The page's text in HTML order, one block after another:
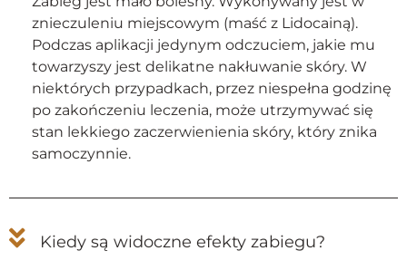
znieczuleniu miejscowym (maść z Lidocainą).
Podczas aplikacji jedynym odczuciem, jakie mu
towarzyszy jest delikatne nakłuwanie skóry. W
niektórych przypadkach, przez niespełna godzinę
po zakończeniu leczenia, może utrzymywać się
stan lekkiego zaczerwienienia skóry, który znika
samoczynnie.
Kiedy są widoczne efekty zabiegu?